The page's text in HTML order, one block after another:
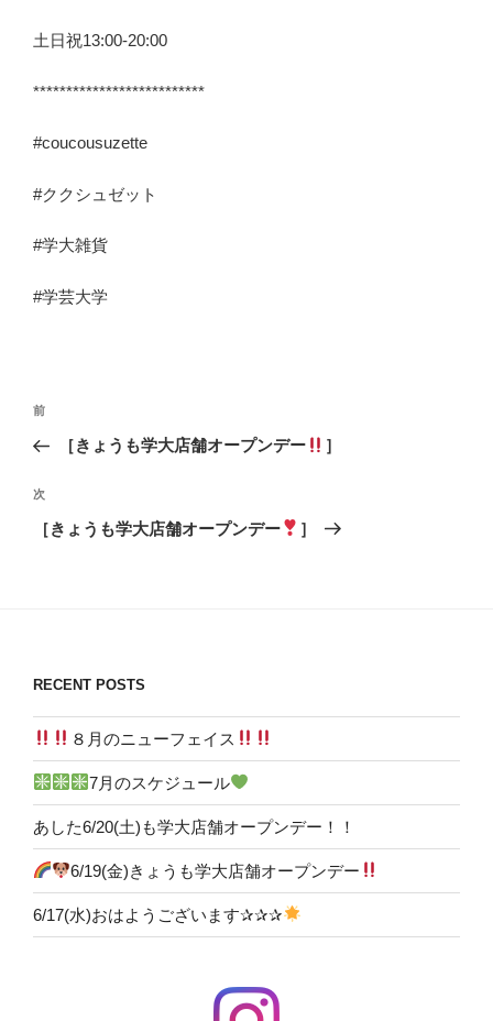
土日祝13:00-20:00
**************************
#coucousuzette
#ククシュゼット
#学大雑貨
#学芸大学
投
ナ
ビ
ゲ
前
の
稿
前
［きょうも学大店舗オープンデー ］
次
の
次
［きょうも学大店舗オープンデー ］
RECENT POSTS
８月のニューフェイス
7月のスケジュール
あした6/20(土)も学大店舗オープンデー！！
6/19(金)きょうも学大店舗オープンデー
6/17(水)おはようございます✰✰✰